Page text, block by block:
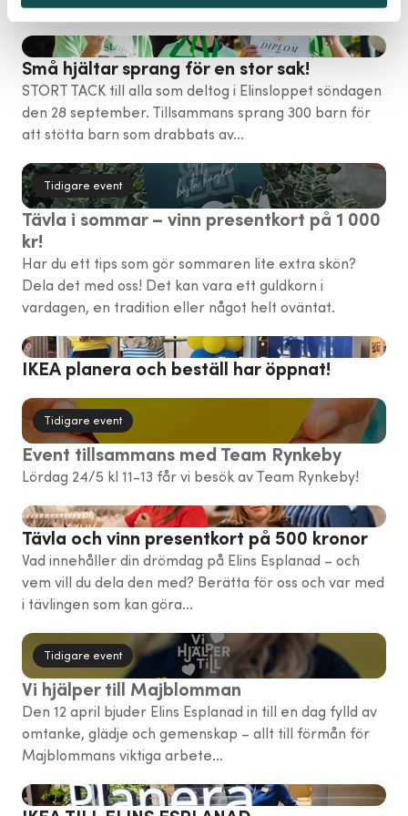
Elins Esplanad!
Små hjältar sprang för en stor sak!
STORT TACK till alla som deltog i Elinsloppet söndagen
den 28 september. Tillsammans sprang 300 barn för
att stötta barn som drabbats av…
Tidigare event
Tävla i sommar – vinn presentkort på 1 000
kr!
Har du ett tips som gör sommaren lite extra skön?
Dela det med oss! Det kan vara ett guldkorn i
vardagen, en tradition eller något helt oväntat.
IKEA planera och beställ har öppnat!
Tidigare event
Event tillsammans med Team Rynkeby
Lördag 24/5 kl 11-13 får vi besök av Team Rynkeby!
Tävla och vinn presentkort på 500 kronor
Vad innehåller din drömdag på Elins Esplanad – och
vem vill du dela den med? Berätta för oss och var med
i tävlingen som kan göra…
Tidigare event
Vi hjälper till Majblomman
Den 12 april bjuder Elins Esplanad in till en dag fylld av
omtanke, glädje och gemenskap – allt till förmån för
Majblommans viktiga arbete…